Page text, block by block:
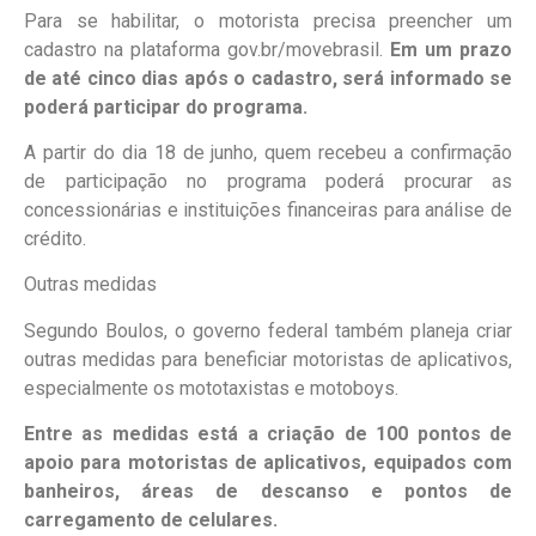
Para se habilitar, o motorista precisa preencher um
cadastro na plataforma gov.br/movebrasil. Em um prazo
de até cinco dias após o cadastro, será informado se
poderá participar do programa.
A partir do dia 18 de junho, quem recebeu a confirmação
de participação no programa poderá procurar as
concessionárias e instituições financeiras para análise de
crédito.
Outras medidas
Segundo Boulos, o governo federal também planeja criar
outras medidas para beneficiar motoristas de aplicativos,
especialmente os mototaxistas e motoboys.
Entre as medidas está a criação de 100 pontos de
apoio para motoristas de aplicativos, equipados com
banheiros, áreas de descanso e pontos de
carregamento de celulares.